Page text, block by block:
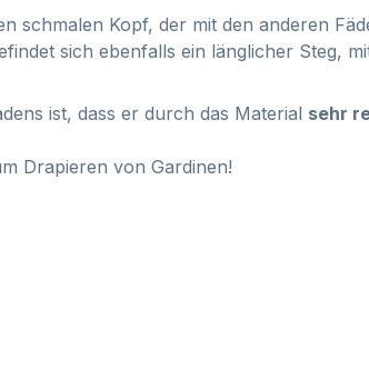
schmalen Kopf, der mit den anderen
sich ebenfalls ein länglicher Steg,
ist, dass er durch das Material sehr
Drapieren von Gardinen!